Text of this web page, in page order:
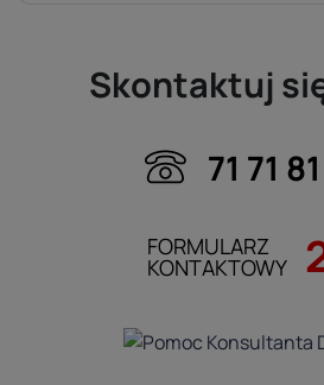
Skontaktuj
71 71
FORMULARZ
KONTAKTOWY